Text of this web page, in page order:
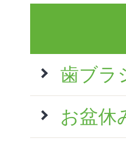
歯ブラ
お盆休